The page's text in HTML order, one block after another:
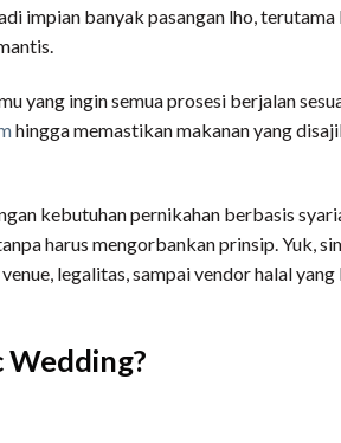
impian banyak pasangan lho, terutama
yang ingin semua prosesi berjalan
hingga memastikan makanan yang
kebutuhan pernikahan berbasis
harus mengorbankan prinsip. Yuk,
legalitas, sampai vendor halal yang
Wedding?